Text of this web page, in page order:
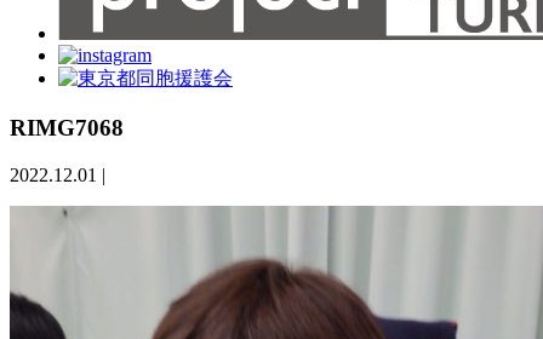
RIMG7068
2022.12.01 |